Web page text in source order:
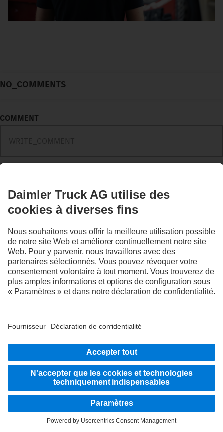
NO_COMMENTS
COMMENT
COMMENT_MAXIMUM_NUMBER_CHARACTERS
CONTACT_FORM_SEND
Découvrez Mercedes-Benz Trucks sur nos canaux